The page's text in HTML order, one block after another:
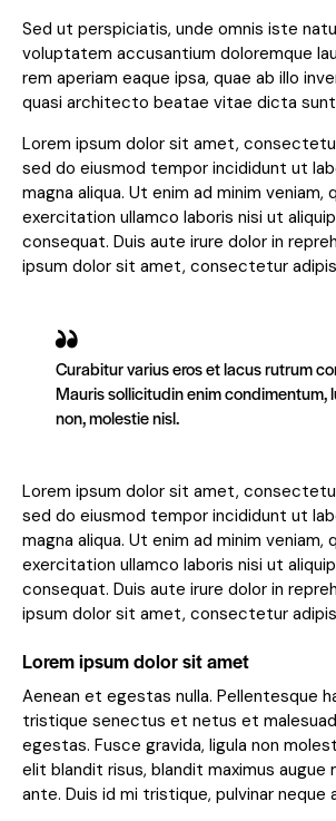
Sed ut perspiciatis, unde omnis iste
voluptatem accusantium doloremque
rem aperiam eaque ipsa, quae ab illo
quasi architecto beatae vitae dicta
Lorem ipsum dolor sit amet,
sed do eiusmod tempor incididunt ut
magna aliqua. Ut enim ad minim veniam,
exercitation ullamco laboris nisi ut
consequat. Duis aute irure dolor in
ipsum dolor sit amet, consectetur
Curabitur varius eros et lacus rutrum
Mauris sollicitudin enim condimentum,
non, molestie nisl.
Lorem ipsum dolor sit amet,
sed do eiusmod tempor incididunt ut
magna aliqua. Ut enim ad minim veniam,
exercitation ullamco laboris nisi ut
consequat. Duis aute irure dolor in
ipsum dolor sit amet, consectetur
Lorem ipsum dolor sit amet
Aenean et egestas nulla. Pellentesque
tristique senectus et netus et
egestas. Fusce gravida, ligula non
elit blandit risus, blandit maximus augue
ante. Duis id mi tristique, pulvinar